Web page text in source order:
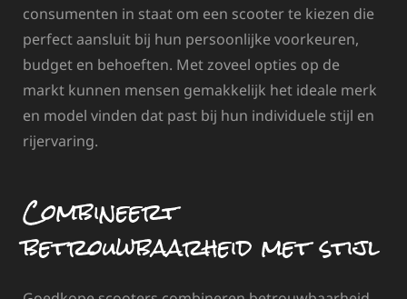
consumenten in staat om een scooter te kiezen die
perfect aansluit bij hun persoonlijke voorkeuren,
budget en behoeften. Met zoveel opties op de
markt kunnen mensen gemakkelijk het ideale merk
en model vinden dat past bij hun individuele stijl en
rijervaring.
Combineert
betrouwbaarheid met stijl